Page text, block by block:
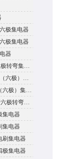
极集电器
极集电器
器
JDR8-10/20十极管八极转弯集电器
JD4-16/425大七极管（六极）集电器
JD4-10/20小七极管（六极）集电器
JDR6-16/25大七极管六极转弯集电器
集电器
集电器
刷集电器
极集电器